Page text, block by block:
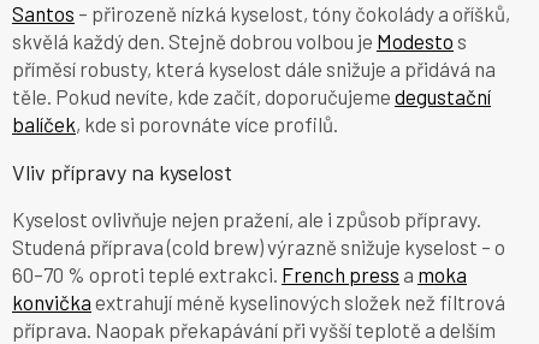
Santos – přirozeně nízká kyselost, tóny čokolády a oříšků,
skvělá každý den. Stejně dobrou volbou je Modesto s
příměsí robusty, která kyselost dále snižuje a přidává na
těle. Pokud nevíte, kde začít, doporučujeme degustační
balíček, kde si porovnáte více profilů.
Vliv přípravy na kyselost
Kyselost ovlivňuje nejen pražení, ale i způsob přípravy.
Studená příprava (cold brew) výrazně snižuje kyselost – o
60–70 % oproti teplé extrakci. French press a moka
konvička extrahují méně kyselinových složek než filtrová
příprava. Naopak překapávání při vyšší teplotě a delším